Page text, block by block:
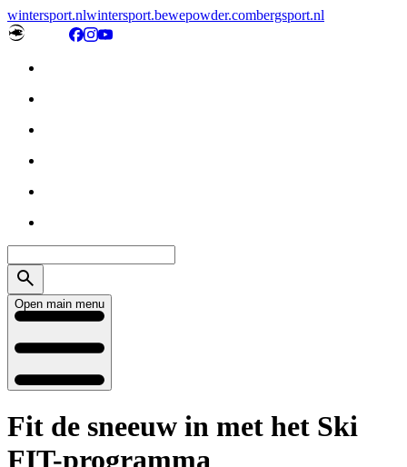
wintersport.nlwintersport.bewepowder.combergsport.nl
Open main menu
Fit de sneeuw in met het Ski
FIT-programma